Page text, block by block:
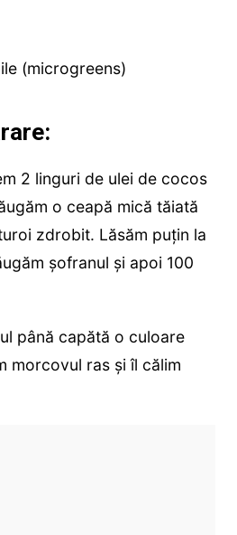
(microgreens)
2 linguri de ulei de cocos
o ceapă mică tăiată
zdrobit. Lăsăm puțin la
șofranul și apoi 100
până capătă o culoare
morcovul ras și îl călim